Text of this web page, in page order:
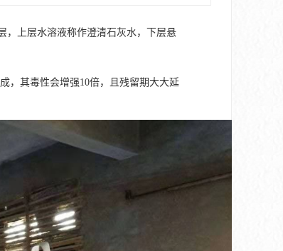
，上层水溶液称作澄清石灰水，下层悬
，其毒性会增强10倍，且残留期大大延